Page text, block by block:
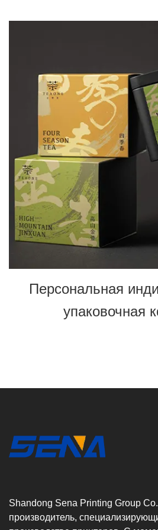
Персональная
упаковочная
Shandong Sena Printing Group
производитель,